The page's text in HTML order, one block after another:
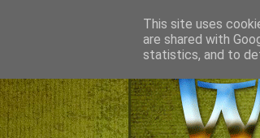
This site uses
are shared with
statistics, and to